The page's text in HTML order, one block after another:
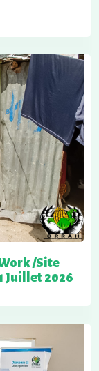
/Site
Juillet 2026